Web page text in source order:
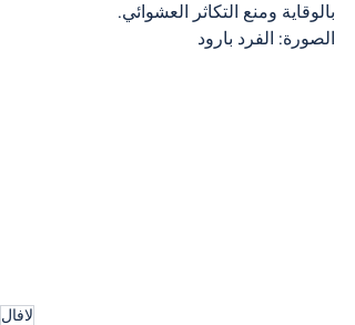
بالوقاية ومنع التكاثر العشوائي.
الصورة: الفرد بارود
لافال